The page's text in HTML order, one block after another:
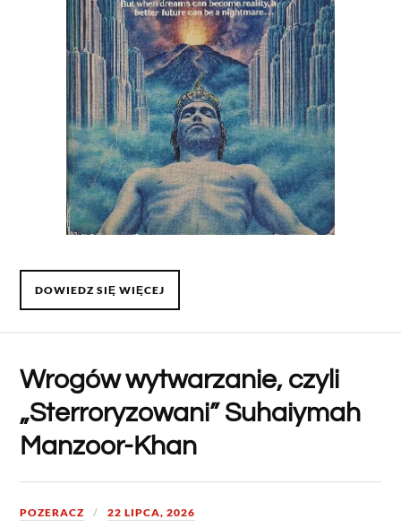
DOWIEDZ SIĘ WIĘCEJ
Wrogów wytwarzanie, czyli
„Sterroryzowani” Suhaiymah
Manzoor-Khan
POZERACZ 22 LIPCA, 2026